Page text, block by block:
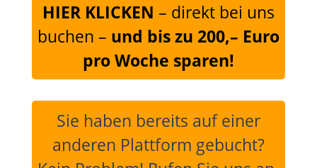
HIER KLICKEN – direkt bei uns
buchen – und bis zu 200,– Euro
pro Woche sparen!
Sie haben bereits auf einer
anderen Plattform gebucht?